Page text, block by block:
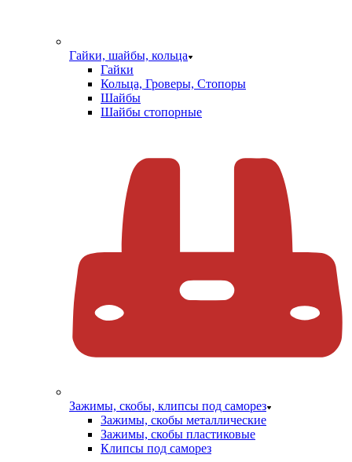
Гайки, шайбы, кольца
Гайки
Кольца, Гроверы, Стопоры
Шайбы
Шайбы стопорные
Зажимы, скобы, клипсы под саморез
Зажимы, скобы металлические
Зажимы, скобы пластиковые
Клипсы под саморез